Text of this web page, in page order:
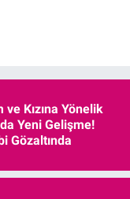
ve Kızına Yönelik
Yeni Gelişme!
Gözaltında